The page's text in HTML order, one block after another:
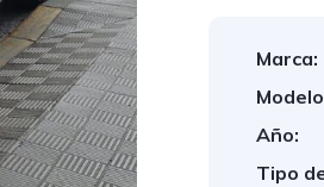
Marca:
Año:
Tipo